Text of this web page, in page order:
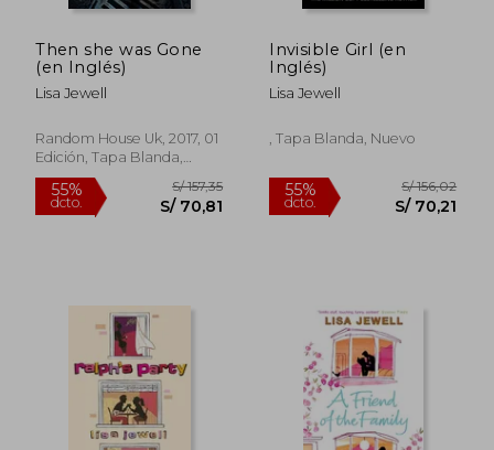
Then she was Gone
(en Inglés)
Lisa Jewell
Random House Uk, 2017, 01
Edición, Tapa Blanda,
Nuevo
Invisible Girl (en
Inglés)
Lisa Jewell
, Tapa Blanda, Nuevo